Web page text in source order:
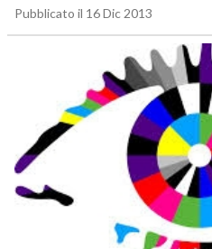
Pubblicato il 16 Dic 2013